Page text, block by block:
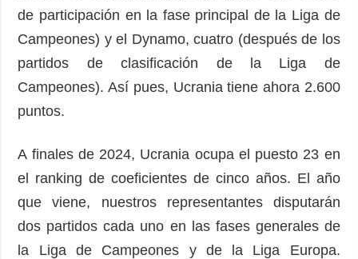
de participación en la fase principal de la Liga de
Campeones) y el Dynamo, cuatro (después de los
partidos de clasificación de la Liga de
Campeones). Así pues, Ucrania tiene ahora 2.600
puntos.
A finales de 2024, Ucrania ocupa el puesto 23 en
el ranking de coeficientes de cinco años. El año
que viene, nuestros representantes disputarán
dos partidos cada uno en las fases generales de
la Liga de Campeones y de la Liga Europa.